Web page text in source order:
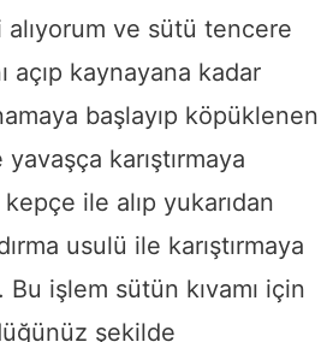
ve sütü tencere
açıp kaynayana kadar
başlayıp köpüklenen
karıştırmaya
ile alıp yukarıdan
usulü ile karıştırmaya
işlem sütün kıvamı için
şekilde